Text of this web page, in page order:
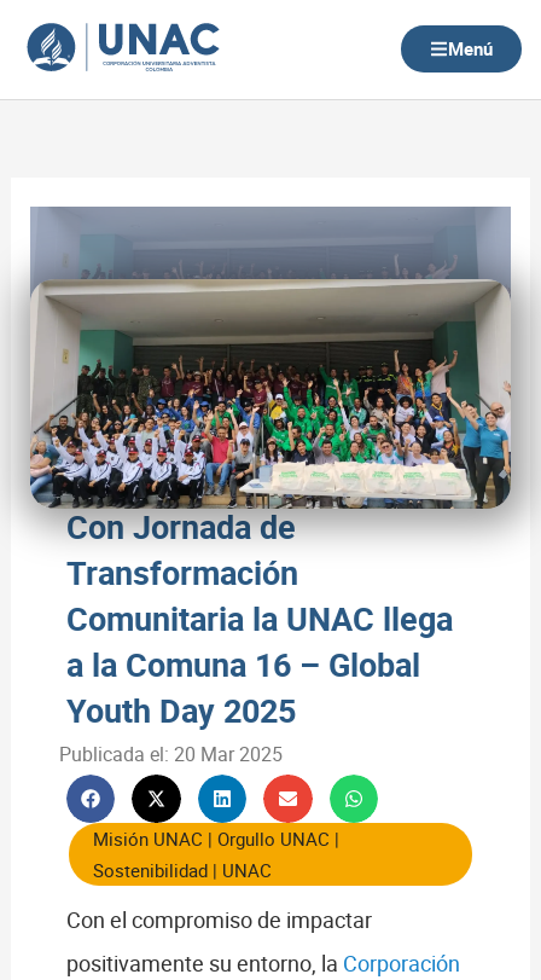
contenido
Menú
Con Jornada de
Transformación
Comunitaria la UNAC llega
a la Comuna 16 – Global
Youth Day 2025
Publicada el: 20 Mar 2025
Misión UNAC | Orgullo UNAC |
Sostenibilidad| UNAC
Con el compromiso de impactar
positivamente su entorno, la Corporación